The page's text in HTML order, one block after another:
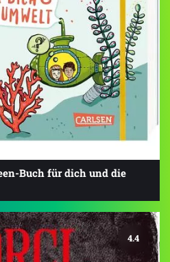
Buch für dich und die
4.4